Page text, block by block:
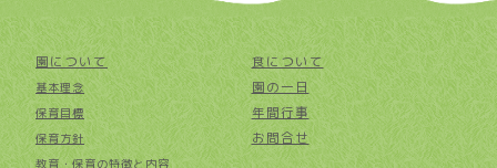
園について
基本理念
保育目標
保育方針
教育・保育の特徴と内容
食について
園の一日
年間行事
お問合せ